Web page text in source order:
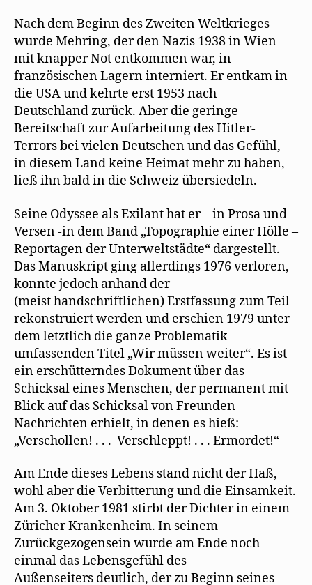
Nach dem Beginn des Zweiten Weltkrieges
wurde Mehring, der den Nazis 1938 in Wien
mit knapper Not entkommen war, in
französischen Lagern interniert. Er entkam in
die USA und kehrte erst 1953 nach
Deutschland zurück. Aber die geringe
Bereitschaft zur Aufarbeitung des Hitler-
Terrors bei vielen Deutschen und das Gefühl,
in diesem Land keine Heimat mehr zu haben,
ließ ihn bald in die Schweiz übersiedeln.
Seine Odyssee als Exilant hat er – in Prosa und
Versen -in dem Band „Topographie einer Hölle –
Reportagen der Unterweltstädte“ dargestellt.
Das Manuskript ging allerdings 1976 verloren,
konnte jedoch anhand der
(meist handschriftlichen) Erstfassung zum Teil
rekonstruiert werden und erschien 1979 unter
dem letztlich die ganze Problematik
umfassenden Titel „Wir müssen weiter“. Es ist
ein erschütterndes Dokument über das
Schicksal eines Menschen, der permanent mit
Blick auf das Schicksal von Freunden
Nachrichten erhielt, in denen es hieß:
„Verschollen! . . . Verschleppt! . . . Ermordet!“
Am Ende dieses Lebens stand nicht der Haß,
wohl aber die Verbitterung und die Einsamkeit.
Am 3. Oktober 1981 stirbt der Dichter in einem
Züricher Krankenheim. In seinem
Zurückgezogensein wurde am Ende noch
einmal das Lebensgefühl des
Außenseiters deutlich, der zu Beginn seines